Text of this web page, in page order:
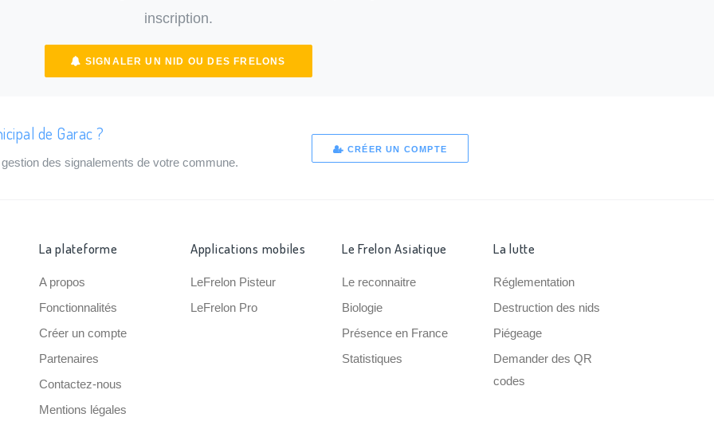
inscription.
SIGNALER UN NID OU DES FRELONS
de Garac ?
des signalements de votre commune.
CRÉER UN COMPTE
La plateforme
A propos
Fonctionnalités
Créer un compte
Partenaires
Contactez-nous
Mentions légales
Applications mobiles
LeFrelon Pisteur
LeFrelon Pro
Le Frelon Asiatique
Le reconnaitre
Biologie
Présence en France
Statistiques
La lutte
Réglementation
Destruction des nids
Piégeage
Demander des QR
codes